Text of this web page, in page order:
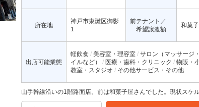
所在地
神戸市東灘区御影
1
前テナント／
希望譲渡額
和菓
出店可能業態
軽飲食 美容室・理容室
サロン（マッサージ
イルなど）
医療・歯科・クリニック 物販・
教室・スタジオ
その他サービス・その他
山手幹線沿いの1階路面店。前は和菓子屋さんでした。現状スケル